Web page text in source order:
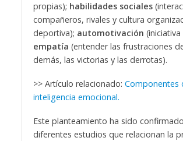
propias); habilidades sociales
compañeros, rivales y cultura
deportiva); automotivación
empatía (entender las frustraciones
demás, las victorias y las derrotas).
>> Artículo relacionado: Componentes
inteligencia emocional.
Este planteamiento ha sido
diferentes estudios que relacionan la